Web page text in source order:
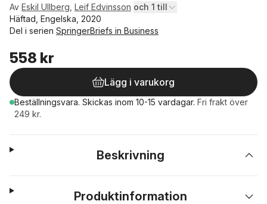
Av Eskil Ullberg Leif Edvinsson och 1 till
Häftad, Engelska, 2020
Del i serien SpringerBriefs in Business
558 kr
Lägg i varukorg
Beställningsvara. Skickas inom 10-15 vardagar. Fri frakt över
249 kr.
Beskrivning
Produktinformation